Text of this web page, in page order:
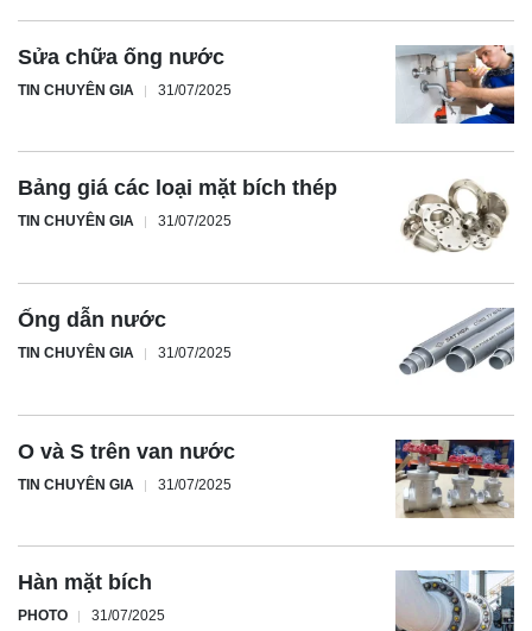
Sửa chữa ống nước
TIN CHUYÊN GIA 31/07/2025
Bảng giá các loại mặt bích thép
TIN CHUYÊN GIA 31/07/2025
Ống dẫn nước
TIN CHUYÊN GIA 31/07/2025
O và S trên van nước
TIN CHUYÊN GIA 31/07/2025
Hàn mặt bích
PHOTO 31/07/2025